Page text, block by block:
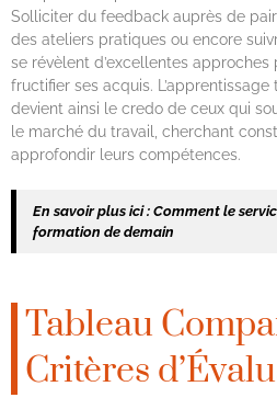
Solliciter du feedback auprès de
des ateliers pratiques ou encore
se révèlent d’excellentes
fructifier ses acquis.
devient ainsi le credo de ceux qui
le marché du travail, cherchant
approfondir leurs compétences.
En savoir plus ici : Comment le
formation de demain
Tableau
Critères